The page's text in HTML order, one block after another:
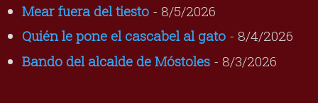
Mear fuera del tiesto- 8/5/2026
Quién le pone el cascabel al gato- 8/4/2026
Bando del alcalde de Móstoles- 8/3/2026